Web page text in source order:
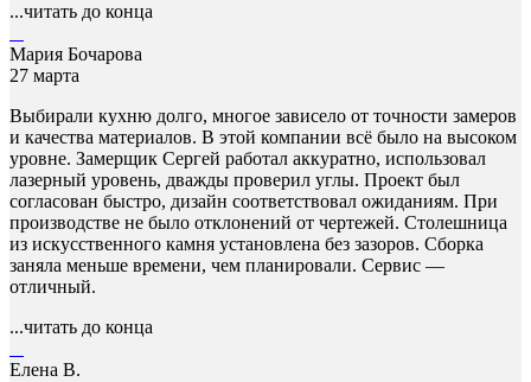
...читать до конца
Мария Бочарова
27 марта
Выбирали кухню долго, многое зависело от точности замеров
и качества материалов. В этой компании всё было на высоком
уровне. Замерщик Сергей работал аккуратно, использовал
лазерный уровень, дважды проверил углы. Проект был
согласован быстро, дизайн соответствовал ожиданиям. При
производстве не было отклонений от чертежей. Столешница
из искусственного камня установлена без зазоров. Сборка
заняла меньше времени, чем планировали. Сервис —
отличный.
...читать до конца
Елена В.